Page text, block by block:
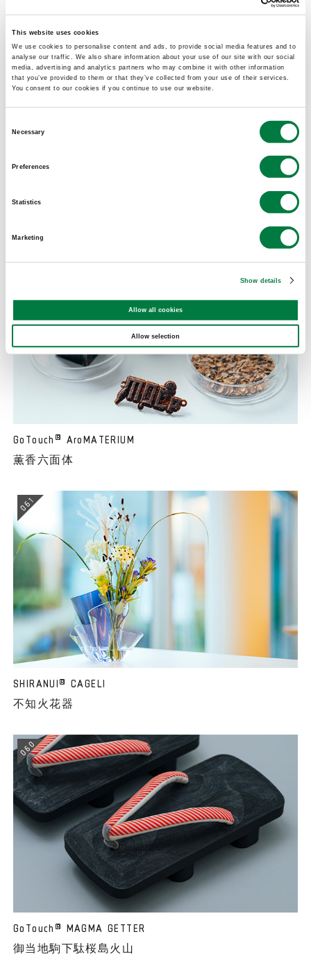
This website uses cookies
We use cookies to personalise content and ads, to provide social media features and to
analyse our traffic. We also share information about your use of our site with our social
media, advertising and analytics partners who may combine it with other information
that you’ve provided to them or that they’ve collected from your use of their services.
You consent to our cookies if you continue to use our website.
Necessary
Preferences
Statistics
Marketing
Show details
Allow all cookies
Allow selection
062
GoTouch® AroMATERIUM
薫香六面体
061
SHIRANUI® CAGELI
不知火花器
060
GoTouch® MAGMA GETTER
御当地駒下駄桜島火山